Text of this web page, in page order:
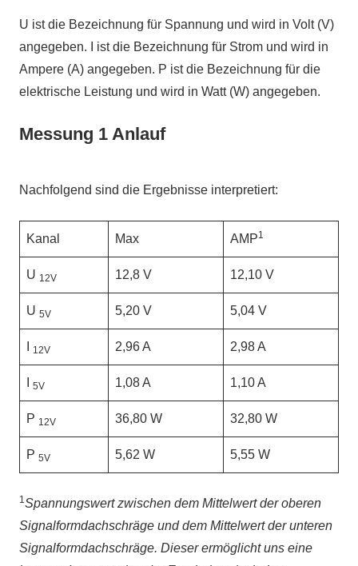
U ist die Bezeichnung für Spannung und wird in Volt (V)
angegeben. I ist die Bezeichnung für Strom und wird in
Ampere (A) angegeben. P ist die Bezeichnung für die
elektrische Leistung und wird in Watt (W) angegeben.
Messung 1 Anlauf
Nachfolgend sind die Ergebnisse interpretiert:
Kanal Max AMP1
U 12V 12,8 V 12,10 V
U 5V 5,20 V 5,04 V
12V 2,96 A 2,98 A
5V 1,08 A 1,10 A
P 12V 36,80 W 32,80 W
P 5V 5,62 W 5,55 W
1Spannungswert zwischen dem Mittelwert der oberen
Signalformdachschräge und dem Mittelwert der unteren
Signalformdachschräge. Dieser ermöglicht uns eine